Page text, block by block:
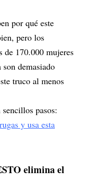
por qué este
pero los
de 170.000 mujeres
demasiado
truco al menos
pasos:
y usa esta
elimina el